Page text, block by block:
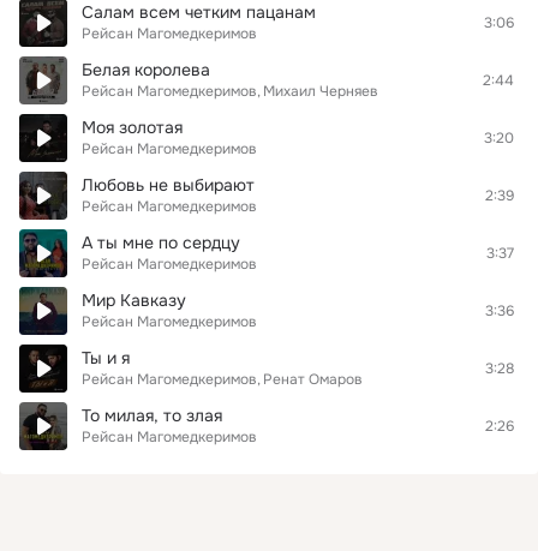
Салам всем четким пацанам
Рейсан Магомедкеримов
3:06
Белая королева
Рейсан Магомедкеримов Михаил Черняев
2:44
Моя золотая
Рейсан Магомедкеримов
3:20
Любовь не выбирают
Рейсан Магомедкеримов
2:39
А ты мне по сердцу
Рейсан Магомедкеримов
3:37
Мир Кавказу
Рейсан Магомедкеримов
3:36
Ты и я
Рейсан Магомедкеримов Ренат Омаров
3:28
То милая, то злая
Рейсан Магомедкеримов
2:26